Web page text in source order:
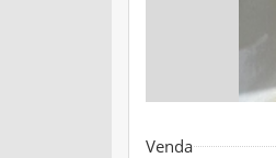
Venda